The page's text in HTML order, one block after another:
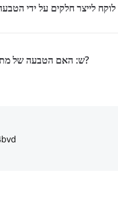
6. ש: האם הטבעה של מתכת יקרה?